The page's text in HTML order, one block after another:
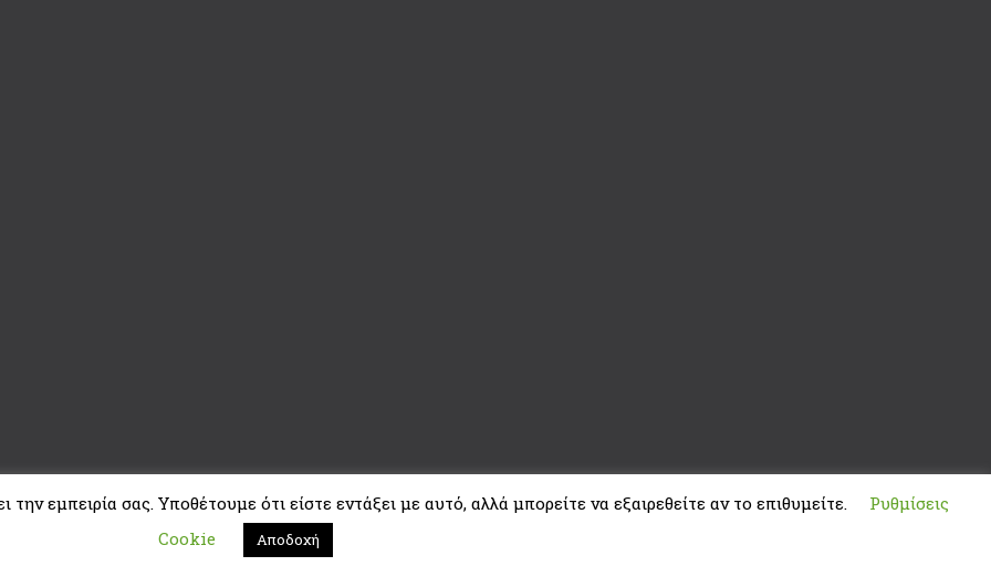
εμπειρία σας. Υποθέτουμε ότι είστε εντάξει με αυτό, αλλά μπορείτε να εξαιρεθείτε αν το επιθυμείτε.
Ρυθμίσεις
Cookie
Αποδοχή